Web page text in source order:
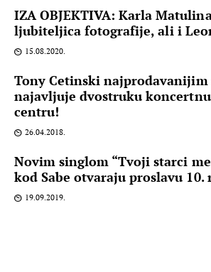
IZA OBJEKTIVA: Karla
ljubiteljica fotografije, ali i
15.08.2020.
Tony Cetinski
najavljuje dvostruku koncertnu
centru!
26.04.2018.
Novim singlom “Tvoji starci me
kod Sabe otvaraju proslavu 10.
19.09.2019.